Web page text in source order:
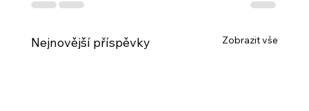
Nejnovější příspěvky Zobrazit vše